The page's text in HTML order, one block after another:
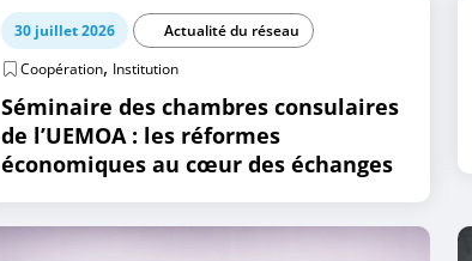
30 juillet 2026
Actualité du réseau
Coopération, Institution
Séminaire des chambres consulaires
de l’UEMOA : les réformes
économiques au cœur des échanges